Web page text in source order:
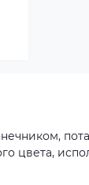
цвета,